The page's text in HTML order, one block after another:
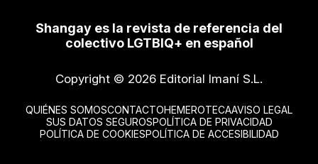
Shangay es la revista de referencia del
colectivo LGTBIQ+ en español
Copyright © 2026 Editorial Imaní S.L.
QUIÉNES SOMOSCONTACTOHEMEROTECAAVISO LEGAL
SUS DATOS SEGUROSPOLÍTICA DE PRIVACIDAD
POLÍTICA DE COOKIESPOLÍTICA DE ACCESIBILIDAD